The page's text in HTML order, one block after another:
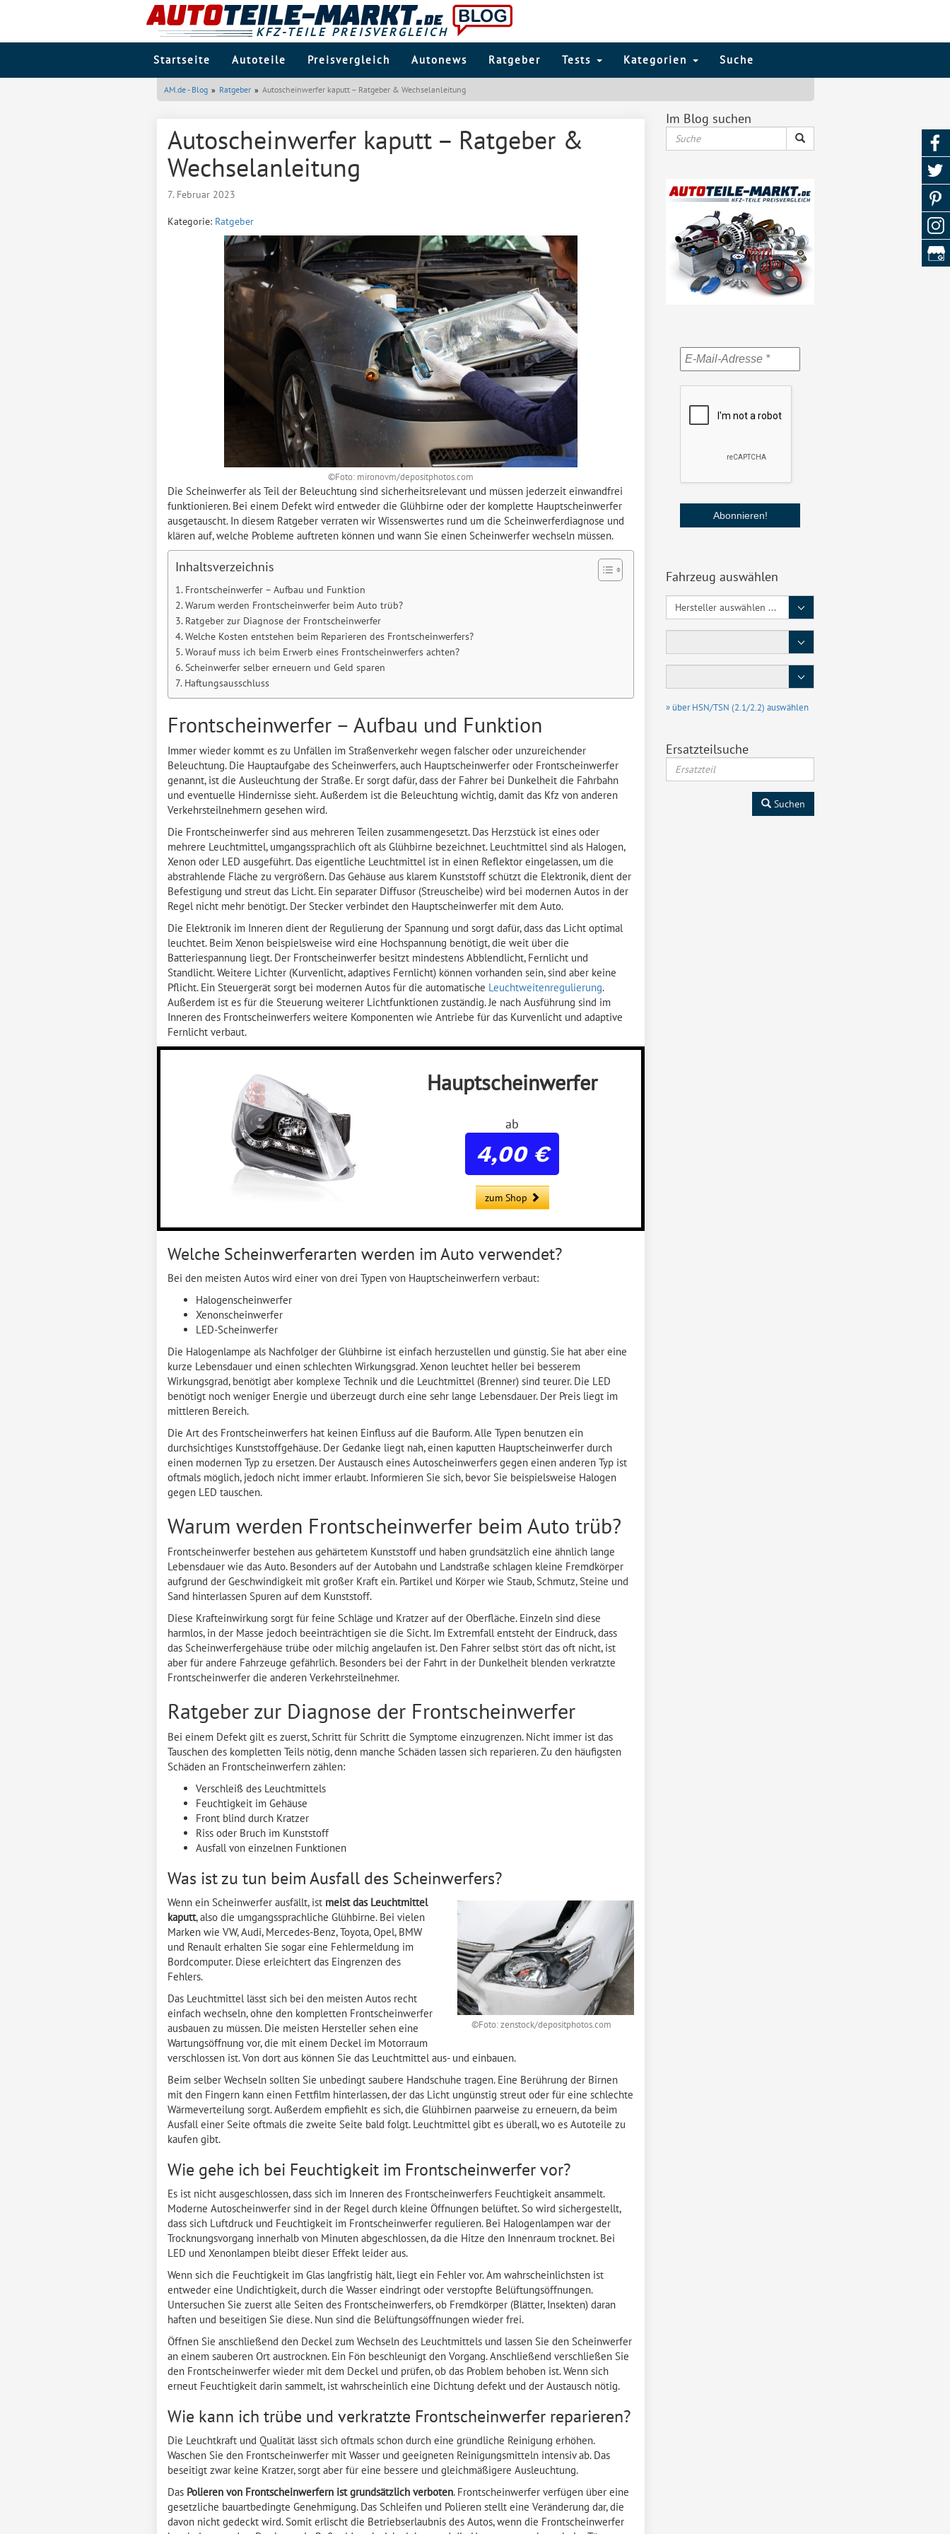
KFZ-TEILE PREISVERGLEICH
Startseite Autoteile Preisvergleich Autonews Ratgeber Tests Kategorien Suche
AM.de - Blog Ratgeber Autoscheinwerfer kaputt – Ratgeber & Wechselanleitung
Autoscheinwerfer kaputt – Ratgeber &
Wechselanleitung
7. Februar 2023
Kategorie: Ratgeber
©Foto: mironovm/depositphotos.com
Die Scheinwerfer als Teil der Beleuchtung sind sicherheitsrelevant und müssen jederzeit einwandfrei
funktionieren. Bei einem Defekt wird entweder die Glühbirne oder der komplette Hauptscheinwerfer
ausgetauscht. In diesem Ratgeber verraten wir Wissenswertes rund um die Scheinwerferdiagnose und
klären auf, welche Probleme auftreten können und wann Sie einen Scheinwerfer wechseln müssen.
Inhaltsverzeichnis
Frontscheinwerfer – Aufbau und Funktion
Warum werden Frontscheinwerfer beim Auto trüb?
Ratgeber zur Diagnose der Frontscheinwerfer
Welche Kosten entstehen beim Reparieren des Frontscheinwerfers?
Worauf muss ich beim Erwerb eines Frontscheinwerfers achten?
Scheinwerfer selber erneuern und Geld sparen
Haftungsausschluss
Frontscheinwerfer – Aufbau und Funktion
Immer wieder kommt es zu Unfällen im Straßenverkehr wegen falscher oder unzureichender
Beleuchtung. Die Hauptaufgabe des Scheinwerfers, auch Hauptscheinwerfer oder Frontscheinwerfer
genannt, ist die Ausleuchtung der Straße. Er sorgt dafür, dass der Fahrer bei Dunkelheit die Fahrbahn
und eventuelle Hindernisse sieht. Außerdem ist die Beleuchtung wichtig, damit das Kfz von anderen
Verkehrsteilnehmern gesehen wird.
Die Frontscheinwerfer sind aus mehreren Teilen zusammengesetzt. Das Herzstück ist eines oder
mehrere Leuchtmittel, umgangssprachlich oft als Glühbirne bezeichnet. Leuchtmittel sind als Halogen,
Xenon oder LED ausgeführt. Das eigentliche Leuchtmittel ist in einen Reflektor eingelassen, um die
abstrahlende Fläche zu vergrößern. Das Gehäuse aus klarem Kunststoff schützt die Elektronik, dient der
Befestigung und streut das Licht. Ein separater Diffusor (Streuscheibe) wird bei modernen Autos in der
Regel nicht mehr benötigt. Der Stecker verbindet den Hauptscheinwerfer mit dem Auto.
Die Elektronik im Inneren dient der Regulierung der Spannung und sorgt dafür, dass das Licht optimal
leuchtet. Beim Xenon beispielsweise wird eine Hochspannung benötigt, die weit über die
Batteriespannung liegt. Der Frontscheinwerfer besitzt mindestens Abblendlicht, Fernlicht und
Standlicht. Weitere Lichter (Kurvenlicht, adaptives Fernlicht) können vorhanden sein, sind aber keine
Pflicht. Ein Steuergerät sorgt bei modernen Autos für die automatische Leuchtweitenregulierung.
Außerdem ist es für die Steuerung weiterer Lichtfunktionen zuständig. Je nach Ausführung sind im
Inneren des Frontscheinwerfers weitere Komponenten wie Antriebe für das Kurvenlicht und adaptive
Fernlicht verbaut.
Hauptscheinwerfer
ab
4,00 €
zum Shop
Welche Scheinwerferarten werden im Auto verwendet?
Bei den meisten Autos wird einer von drei Typen von Hauptscheinwerfern verbaut:
Halogenscheinwerfer
Xenonscheinwerfer
LED-Scheinwerfer
Die Halogenlampe als Nachfolger der Glühbirne ist einfach herzustellen und günstig. Sie hat aber eine
kurze Lebensdauer und einen schlechten Wirkungsgrad. Xenon leuchtet heller bei besserem
Wirkungsgrad, benötigt aber komplexe Technik und die Leuchtmittel (Brenner) sind teurer. Die LED
benötigt noch weniger Energie und überzeugt durch eine sehr lange Lebensdauer. Der Preis liegt im
mittleren Bereich.
Die Art des Frontscheinwerfers hat keinen Einfluss auf die Bauform. Alle Typen benutzen ein
durchsichtiges Kunststoffgehäuse. Der Gedanke liegt nah, einen kaputten Hauptscheinwerfer durch
einen modernen Typ zu ersetzen. Der Austausch eines Autoscheinwerfers gegen einen anderen Typ ist
oftmals möglich, jedoch nicht immer erlaubt. Informieren Sie sich, bevor Sie beispielsweise Halogen
gegen LED tauschen.
Warum werden Frontscheinwerfer beim Auto trüb?
Frontscheinwerfer bestehen aus gehärtetem Kunststoff und haben grundsätzlich eine ähnlich lange
Lebensdauer wie das Auto. Besonders auf der Autobahn und Landstraße schlagen kleine Fremdkörper
aufgrund der Geschwindigkeit mit großer Kraft ein. Partikel und Körper wie Staub, Schmutz, Steine und
Sand hinterlassen Spuren auf dem Kunststoff.
Diese Krafteinwirkung sorgt für feine Schläge und Kratzer auf der Oberfläche. Einzeln sind diese
harmlos, in der Masse jedoch beeinträchtigen sie die Sicht. Im Extremfall entsteht der Eindruck, dass
das Scheinwerfergehäuse trübe oder milchig angelaufen ist. Den Fahrer selbst stört das oft nicht, ist
aber für andere Fahrzeuge gefährlich. Besonders bei der Fahrt in der Dunkelheit blenden verkratzte
Frontscheinwerfer die anderen Verkehrsteilnehmer.
Ratgeber zur Diagnose der Frontscheinwerfer
Bei einem Defekt gilt es zuerst, Schritt für Schritt die Symptome einzugrenzen. Nicht immer ist das
Tauschen des kompletten Teils nötig, denn manche Schäden lassen sich reparieren. Zu den häufigsten
Schäden an Frontscheinwerfern zählen:
Verschleiß des Leuchtmittels
Feuchtigkeit im Gehäuse
Front blind durch Kratzer
Riss oder Bruch im Kunststoff
Ausfall von einzelnen Funktionen
Was ist zu tun beim Ausfall des Scheinwerfers?
©Foto: zenstock/depositphotos.com
Wenn ein Scheinwerfer ausfällt, ist meist das Leuchtmittel
kaputt, also die umgangssprachliche Glühbirne. Bei vielen
Marken wie VW, Audi, Mercedes-Benz, Toyota, Opel, BMW
und Renault erhalten Sie sogar eine Fehlermeldung im
Bordcomputer. Diese erleichtert das Eingrenzen des
Fehlers.
Das Leuchtmittel lässt sich bei den meisten Autos recht
einfach wechseln, ohne den kompletten Frontscheinwerfer
ausbauen zu müssen. Die meisten Hersteller sehen eine
Wartungsöffnung vor, die mit einem Deckel im Motorraum
verschlossen ist. Von dort aus können Sie das Leuchtmittel aus- und einbauen.
Beim selber Wechseln sollten Sie unbedingt saubere Handschuhe tragen. Eine Berührung der Birnen
mit den Fingern kann einen Fettfilm hinterlassen, der das Licht ungünstig streut oder für eine schlechte
Wärmeverteilung sorgt. Außerdem empfiehlt es sich, die Glühbirnen paarweise zu erneuern, da beim
Ausfall einer Seite oftmals die zweite Seite bald folgt. Leuchtmittel gibt es überall, wo es Autoteile zu
kaufen gibt.
Wie gehe ich bei Feuchtigkeit im Frontscheinwerfer vor?
Es ist nicht ausgeschlossen, dass sich im Inneren des Frontscheinwerfers Feuchtigkeit ansammelt.
Moderne Autoscheinwerfer sind in der Regel durch kleine Öffnungen belüftet. So wird sichergestellt,
dass sich Luftdruck und Feuchtigkeit im Frontscheinwerfer regulieren. Bei Halogenlampen war der
Trocknungsvorgang innerhalb von Minuten abgeschlossen, da die Hitze den Innenraum trocknet. Bei
LED und Xenonlampen bleibt dieser Effekt leider aus.
Wenn sich die Feuchtigkeit im Glas langfristig hält, liegt ein Fehler vor. Am wahrscheinlichsten ist
entweder eine Undichtigkeit, durch die Wasser eindringt oder verstopfte Belüftungsöffnungen.
Untersuchen Sie zuerst alle Seiten des Frontscheinwerfers, ob Fremdkörper (Blätter, Insekten) daran
haften und beseitigen Sie diese. Nun sind die Belüftungsöffnungen wieder frei.
Öffnen Sie anschließend den Deckel zum Wechseln des Leuchtmittels und lassen Sie den Scheinwerfer
an einem sauberen Ort austrocknen. Ein Fön beschleunigt den Vorgang. Anschließend verschließen Sie
den Frontscheinwerfer wieder mit dem Deckel und prüfen, ob das Problem behoben ist. Wenn sich
erneut Feuchtigkeit darin sammelt, ist wahrscheinlich eine Dichtung defekt und der Austausch nötig.
Wie kann ich trübe und verkratzte Frontscheinwerfer reparieren?
Die Leuchtkraft und Qualität lässt sich oftmals schon durch eine gründliche Reinigung erhöhen.
Waschen Sie den Frontscheinwerfer mit Wasser und geeigneten Reinigungsmitteln intensiv ab. Das
beseitigt zwar keine Kratzer, sorgt aber für eine bessere und gleichmäßigere Ausleuchtung.
Das Polieren von Frontscheinwerfern ist grundsätzlich verboten. Frontscheinwerfer verfügen über eine
gesetzliche bauartbedingte Genehmigung. Das Schleifen und Polieren stellt eine Veränderung dar, die
davon nicht gedeckt wird. Somit erlischt die Betriebserlaubnis des Autos, wenn die Frontscheinwerfer
Im Blog suchen
Suche
Fahrzeug auswählen
Hersteller
/
Motor
» über HSN/TSN (2.1/2.2) auswählen
Ersatzteilsuche
Suchen